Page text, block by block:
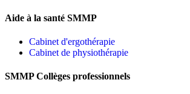
Aide à la santé SMMP
Cabinet d'ergothérapie
Cabinet de physiothérapie
SMMP Collèges professionnels